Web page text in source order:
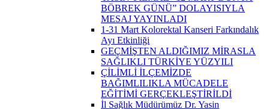
BÖBREK GÜNÜ” DOLAYISIYLA
MESAJ YAYINLADI
1-31 Mart Kolorektal Kanseri Farkındalık
Ayı Etkinliği
GEÇMİŞTEN ALDIĞIMIZ MİRASLA
SAĞLIKLI TÜRKİYE YÜZYILI
ÇİLİMLİ İLÇEMİZDE
BAĞIMLILIKLA MÜCADELE
EĞİTİMİ GERÇEKLEŞTİRİLDİ
İl Sağlık Müdürümüz Dr. Yasin